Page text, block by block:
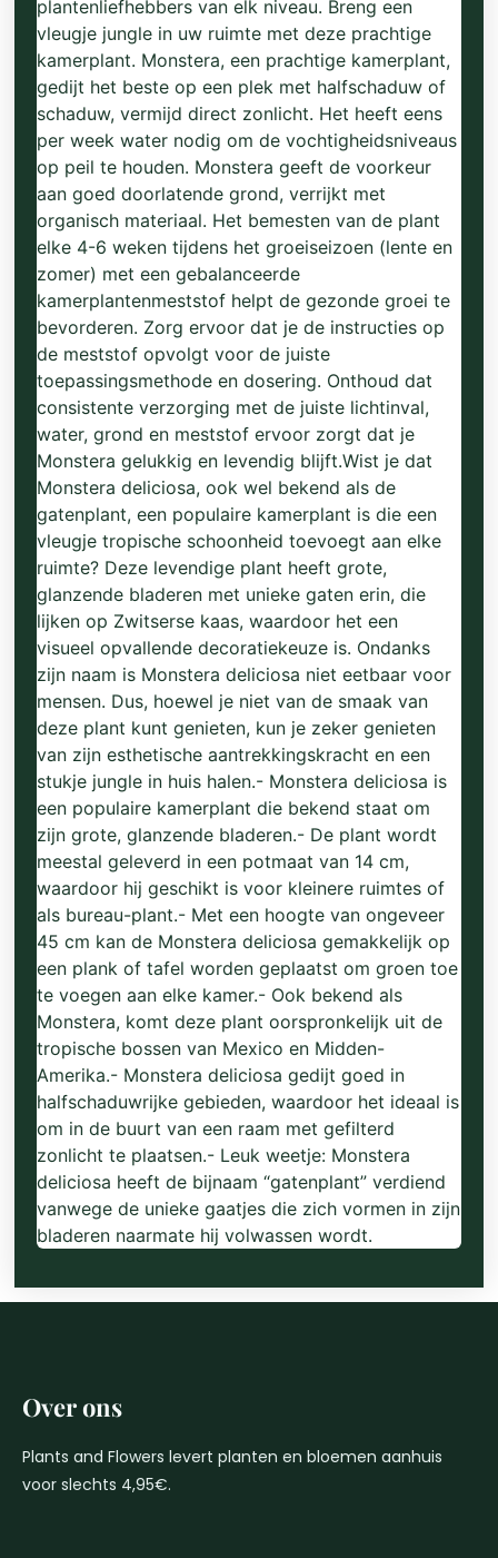
plantenliefhebbers van elk niveau. Breng een
vleugje jungle in uw ruimte met deze prachtige
kamerplant. Monstera, een prachtige kamerplant,
gedijt het beste op een plek met halfschaduw of
schaduw, vermijd direct zonlicht. Het heeft eens
per week water nodig om de vochtigheidsniveaus
op peil te houden. Monstera geeft de voorkeur
aan goed doorlatende grond, verrijkt met
organisch materiaal. Het bemesten van de plant
elke 4-6 weken tijdens het groeiseizoen (lente en
zomer) met een gebalanceerde
kamerplantenmeststof helpt de gezonde groei te
bevorderen. Zorg ervoor dat je de instructies op
de meststof opvolgt voor de juiste
toepassingsmethode en dosering. Onthoud dat
consistente verzorging met de juiste lichtinval,
water, grond en meststof ervoor zorgt dat je
Monstera gelukkig en levendig blijft.Wist je dat
Monstera deliciosa, ook wel bekend als de
gatenplant, een populaire kamerplant is die een
vleugje tropische schoonheid toevoegt aan elke
ruimte? Deze levendige plant heeft grote,
glanzende bladeren met unieke gaten erin, die
lijken op Zwitserse kaas, waardoor het een
visueel opvallende decoratiekeuze is. Ondanks
zijn naam is Monstera deliciosa niet eetbaar voor
mensen. Dus, hoewel je niet van de smaak van
deze plant kunt genieten, kun je zeker genieten
van zijn esthetische aantrekkingskracht en een
stukje jungle in huis halen.- Monstera deliciosa is
een populaire kamerplant die bekend staat om
zijn grote, glanzende bladeren.- De plant wordt
meestal geleverd in een potmaat van 14 cm,
waardoor hij geschikt is voor kleinere ruimtes of
als bureau-plant.- Met een hoogte van ongeveer
45 cm kan de Monstera deliciosa gemakkelijk op
een plank of tafel worden geplaatst om groen toe
te voegen aan elke kamer.- Ook bekend als
Monstera, komt deze plant oorspronkelijk uit de
tropische bossen van Mexico en Midden-
Amerika.- Monstera deliciosa gedijt goed in
halfschaduwrijke gebieden, waardoor het ideaal is
om in de buurt van een raam met gefilterd
zonlicht te plaatsen.- Leuk weetje: Monstera
deliciosa heeft de bijnaam “gatenplant” verdiend
vanwege de unieke gaatjes die zich vormen in zijn
bladeren naarmate hij volwassen wordt.
Over ons
Plants and Flowers levert planten en bloemen aanhuis
voor slechts 4,95€.